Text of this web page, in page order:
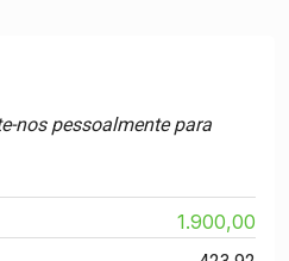
nos pessoalmente para
1.900,00